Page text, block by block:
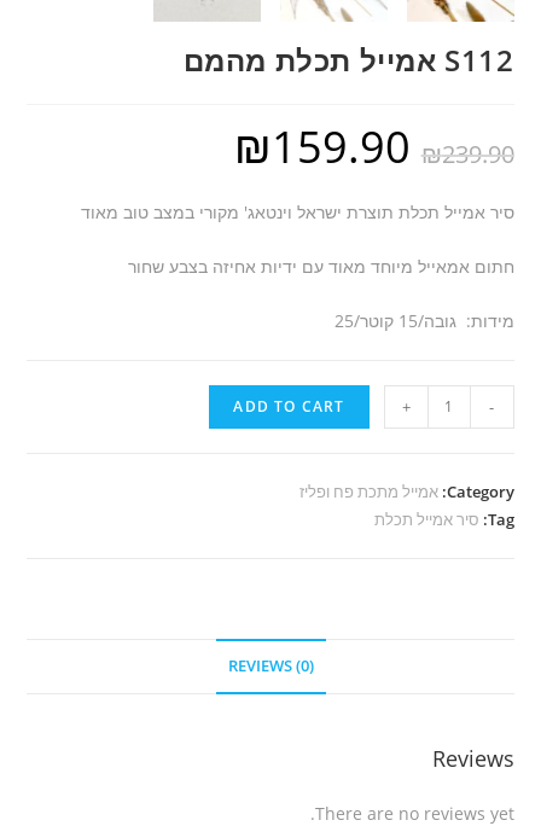
S112 אמייל תכלת מהמם
₪239.90
₪159.90
סיר אמייל תכלת תוצרת ישראל וינטאג' מקורי במצב טוב מאוד
חתום אמאייל מיוחד מאוד עם ידיות אחיזה בצבע שחור
מידות: גובה/15 קוטר/25
-
S112
אמייל
מהמם
quantity
+
ADD TO CART
Category: אמייל מתכת פח ופליז
Tag: סיר אמייל תכלת
REVIEWS (0)
Reviews
There are no reviews yet.